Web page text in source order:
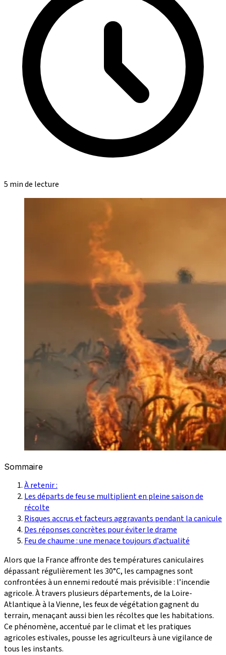
5 min de lecture
Sommaire
À retenir :
Les départs de feu se multiplient en pleine saison de
récolte
Risques accrus et facteurs aggravants pendant la canicule
Des réponses concrètes pour éviter le drame
Feu de chaume : une menace toujours d’actualité
Alors que la France affronte des températures caniculaires
dépassant régulièrement les 30°C, les campagnes sont
confrontées à un ennemi redouté mais prévisible : l’incendie
agricole. À travers plusieurs départements, de la Loire-
Atlantique à la Vienne, les feux de végétation gagnent du
terrain, menaçant aussi bien les récoltes que les habitations.
Ce phénomène, accentué par le climat et les pratiques
agricoles estivales, pousse les agriculteurs à une vigilance de
tous les instants.